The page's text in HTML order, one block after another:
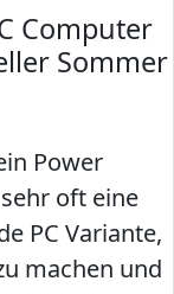
Computer
Sommer
Power
oft eine
PC Variante,
machen und